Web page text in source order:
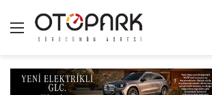
Menü